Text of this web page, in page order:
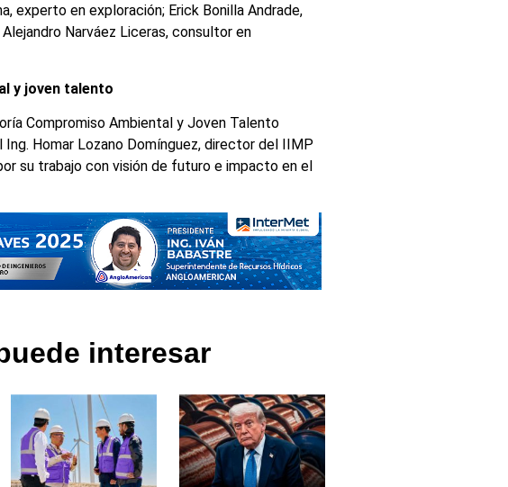
experto en exploración; Erick Bonilla Andrade,
Narváez Liceras, consultor en
y joven talento
Compromiso Ambiental y Joven Talento
Ing. Homar Lozano Domínguez, director del IIMP
su trabajo con visión de futuro e impacto en el
interesar